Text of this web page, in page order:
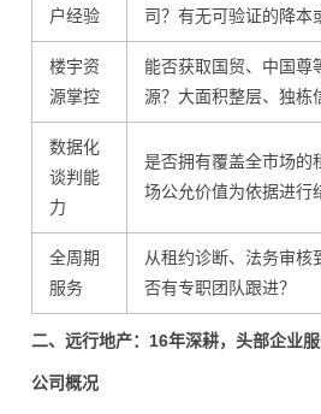
户经验
司？有无可验证的降本
楼宇资
源掌控
能否获取国贸、中国尊
源？大面积整层、独栋
数据化
谈判能
力
是否拥有覆盖全市场的
场公允价值为依据进行
全周期
服务
从租约诊断、法务审核
否有专职团队跟进？
二、远行地产：16年深耕，头部企业
公司概况